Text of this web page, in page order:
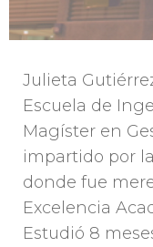
Julieta
Escuela de
Magíster en
impartido por
donde fue
Excelencia
Estudió 8